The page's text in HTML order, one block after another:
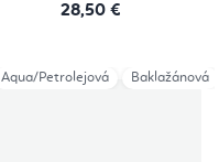
28,50 €
Tmavofialová Mango Light
Aqua/Petrolejová Baklažánová